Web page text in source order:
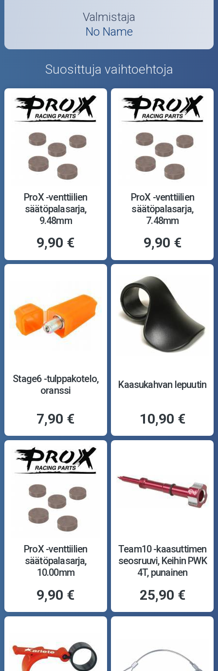
Valmistaja
No Name
Suosittuja vaihtoehtoja
ProX -venttiilien
säätöpalasarja,
9.48mm
9,90 €
ProX -venttiilien
säätöpalasarja,
7.48mm
9,90 €
Stage6 -tulppakotelo,
oranssi
7,90 €
Kaasukahvan lepuutin
10,90 €
ProX -venttiilien
säätöpalasarja,
10.00mm
9,90 €
Team10 -kaasuttimen
seosruuvi, Keihin PWK
4T, punainen
25,90 €